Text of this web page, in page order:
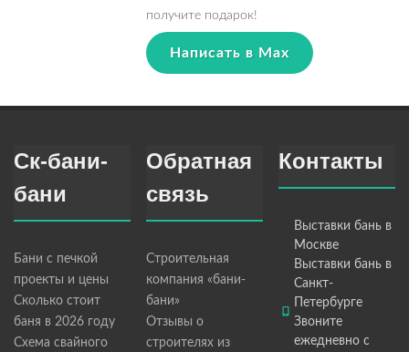
получите подарок!
Написать в Max
Ск-бани-
бани
Бани с печкой
проекты и цены
Сколько стоит
баня в 2026 году
Схема свайного
Обратная
связь
Строительная
компания «бани-
бани»
Отзывы о
строителях из
Контакты
Выставки бань в
Москве
Выставки бань в
Санкт-
Петербурге
Звоните
ежедневно с